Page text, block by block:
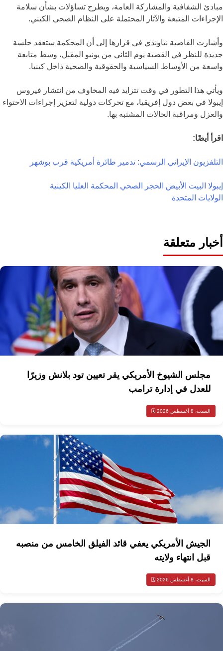
مبادئ الشفافية والمشاركة العامة، ويطرح تساؤلات بشأن سلامة
الإجراءات المتبعة والآثار المحتملة على النظام الصحي الكيني.
وأشارت القاضية نياوندي في قرارها إلى أن المحكمة ستعقد جلسة
جديدة للنظر في القضية يوم الثاني من يونيو المقبل، وسط متابعة
واسعة من الأوساط السياسية والحقوقية والصحية داخل كينيا.
ويأتي هذا التطور في وقت تتزايد فيه المخاوف من انتشار فيروس
إيبولا في بعض دول إفريقيا، مع تحركات دولية لتعزيز إجراءات الاحتواء
والعزل ومراقبة الحالات المشتبه بها.
اقرأ أيضًا:
التلفزيون الإيراني الرسمي: تدمير طائرة أمريكية قرب بوشهر
إيبولا البيت الأبيض الحجر الصحي المحكمة العليا الكينية
الولايات المتحدة
أخبار متعلقة
مجلس الشيوخ الأمريكي يقر تعيين تود بلانش وزيرًا
للعدل في إدارة ترامب
السبت، 8 أغسطس 2026 🗓️
الجيش الأمريكي يعفي قائد الفيلق الخامس من منصبه
قبل انتهاء ولايته
السبت، 8 أغسطس 2026 🗓️